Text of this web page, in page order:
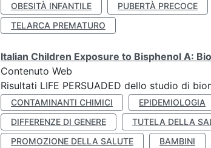
OBESITÀ INFANTILE
PUBERTÀ PRECOCE
TELARCA PREMATURO
Italian Children Exposure to Bisphenol A:
Contenuto Web
Risultati LIFE PERSUADED dello studio di
CONTAMINANTI CHIMICI EPIDEMIOLOGIA
DIFFERENZE DI GENERE
TUTELA DELLA
PROMOZIONE DELLA SALUTE
BAMBINI